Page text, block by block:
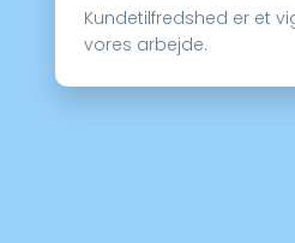
Kundetilfredshed er et
vores arbejde.